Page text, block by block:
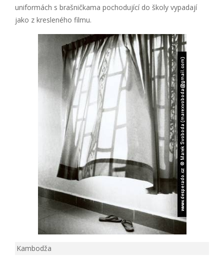
uniformách s brašničkama pochodující do školy vypadají
jako z kresleného filmu.
Kambodža